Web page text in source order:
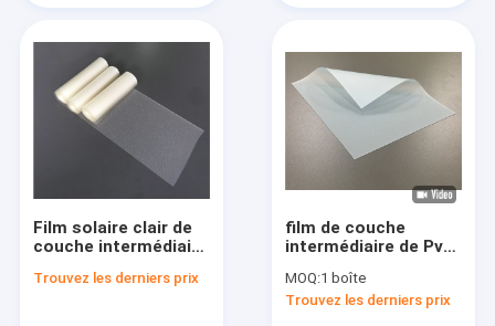
Film solaire clair de
couche intermédiaire
millimètres
Trouvez les derniers prix
film de couche
intermédiaire de Pvb
1.14mm pour le verre
stratifié d'isolation
MOQ:1 boîte
Trouvez les derniers prix